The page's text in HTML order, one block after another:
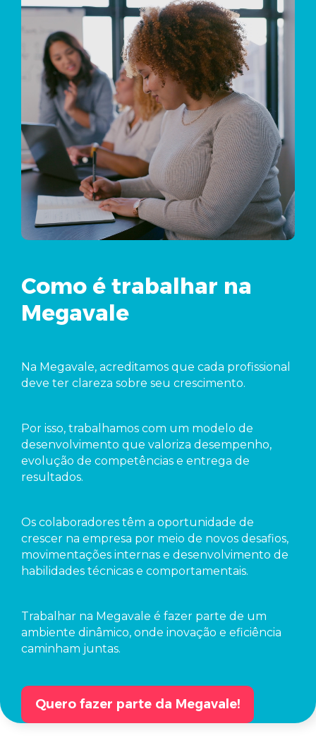
Como é trabalhar na
Megavale
Na Megavale, acreditamos que cada profissional
deve ter clareza sobre seu crescimento.
Por isso, trabalhamos com um modelo de
desenvolvimento que valoriza desempenho,
evolução de competências e entrega de
resultados.
Os colaboradores têm a oportunidade de
crescer na empresa por meio de novos desafios,
movimentações internas e desenvolvimento de
habilidades técnicas e comportamentais.
Trabalhar na Megavale é fazer parte de um
ambiente dinâmico, onde inovação e eficiência
caminham juntas.
Quero fazer parte da Megavale!